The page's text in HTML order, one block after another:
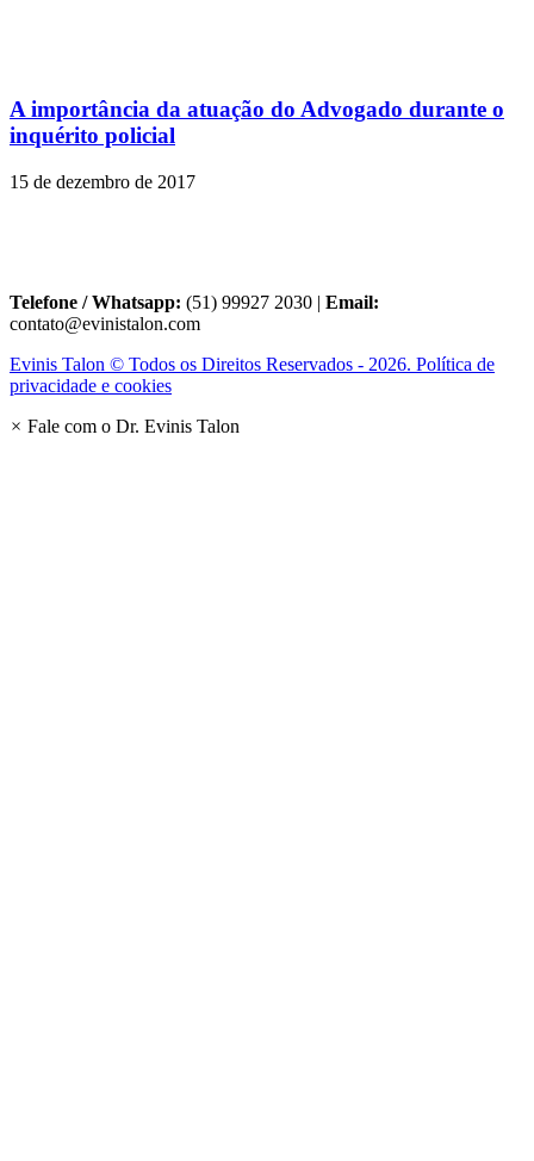
A importância da atuação do Advogado durante o
inquérito policial
15 de dezembro de 2017
Telefone / Whatsapp: (51) 99927 2030 | Email:
contato@evinistalon.com
Evinis Talon © Todos os Direitos Reservados - 2026. Política de
privacidade e cookies
× Fale com o Dr. Evinis Talon